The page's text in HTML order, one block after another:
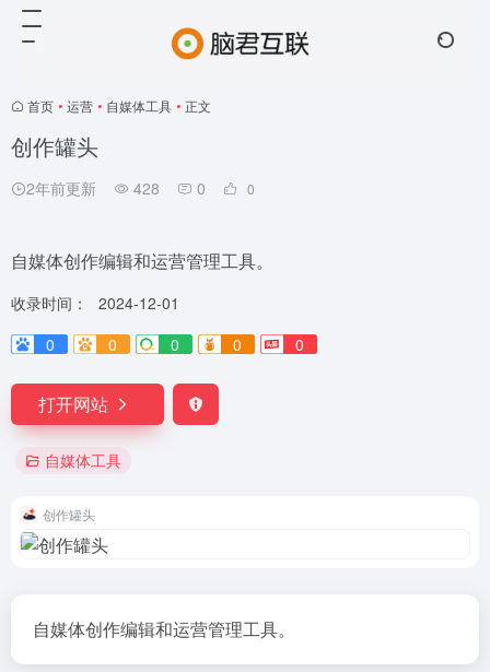
首页 • 运营 • 自媒体工具 • 正文
创作罐头
2年前更新 428 0 0
自媒体创作编辑和运营管理工具。
收录时间：
2024-12-01
0
0 0 0 0
打开网站
自媒体工具
创作罐头
自媒体创作编辑和运营管理工具。